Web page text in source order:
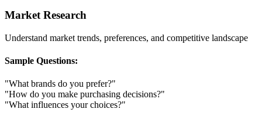
Market Research
Understand market trends, preferences, and competitive landscape
Sample Questions:
"What brands do you prefer?"
"How do you make purchasing decisions?"
"What influences your choices?"